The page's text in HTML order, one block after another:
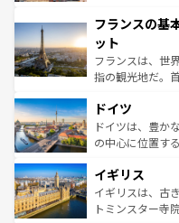
ませてくれるイ
なお、新着のイ
しい。
文化が根付くこ
れる闘牛、そし
る。首都マドリ
アートに溢れた
せる。地方によ
ンテンツ一覧を
フランスの基
ット
フランスは、世
指の観光地だ。
で、幅広い魅力
聖堂、美しいビ
から魅了する。
いる。シャンパ
香り高いラベン
らに、パリ以外
ドイツ
ドイツは、豊か
の中心に位置す
顔を持つこの国
ルリンの文化的
してライン川沿
イギリス
イギリスは、古
トミンスター寺